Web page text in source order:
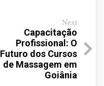
Next
Capacitação
Profissional: O
Futuro dos Cursos
de Massagem em
Goiânia